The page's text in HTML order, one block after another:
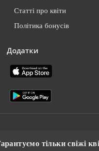
Статті про квіти
Політика бонусів
Додатки
квіти • 🔥